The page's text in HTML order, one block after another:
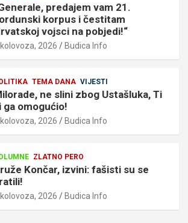
predajem vam 21.
korpus i čestitam
vojsci na pobjedi!“
2026 Budica Info
TEMA DANA VIJESTI
ne slini zbog Ustašluka, Ti
ga omogućio!
2026 Budica Info
ZLATNO PERO
Končar, izvini: fašisti su se
2026 Budica Info